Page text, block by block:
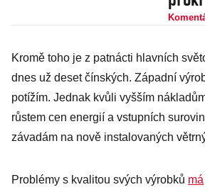
Kromě toho je z patnácti hlavních
dnes už deset čínských. Západní
potížím. Jednak kvůli vyšším
růstem cen energií a vstupních
závadám na nově instalovaných
Problémy s kvalitou svých výrobků má